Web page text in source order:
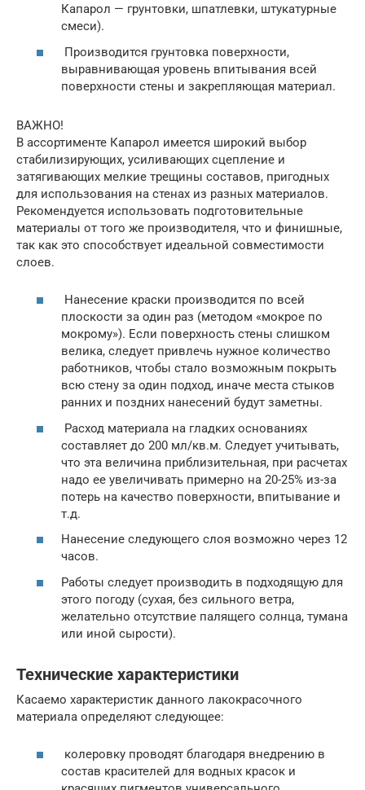
Капарол — грунтовки, шпатлевки, штукатурные
смеси).
Производится грунтовка поверхности,
выравнивающая уровень впитывания всей
поверхности стены и закрепляющая материал.
ВАЖНО!
В ассортименте Капарол имеется широкий выбор
стабилизирующих, усиливающих сцепление и
затягивающих мелкие трещины составов, пригодных
для использования на стенах из разных материалов.
Рекомендуется использовать подготовительные
материалы от того же производителя, что и финишные,
так как это способствует идеальной совместимости
слоев.
Нанесение краски производится по всей
плоскости за один раз (методом «мокрое по
мокрому»). Если поверхность стены слишком
велика, следует привлечь нужное количество
работников, чтобы стало возможным покрыть
всю стену за один подход, иначе места стыков
ранних и поздних нанесений будут заметны.
Расход материала на гладких основаниях
составляет до 200 мл/кв.м. Следует учитывать,
что эта величина приблизительная, при расчетах
надо ее увеличивать примерно на 20-25% из-за
потерь на качество поверхности, впитывание и
т.д.
Нанесение следующего слоя возможно через 12
часов.
Работы следует производить в подходящую для
этого погоду (сухая, без сильного ветра,
желательно отсутствие палящего солнца, тумана
или иной сырости).
Технические характеристики
Касаемо характеристик данного лакокрасочного
материала определяют следующее:
колеровку проводят благодаря внедрению в
состав красителей для водных красок и